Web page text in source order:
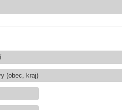
(obec, kraj)